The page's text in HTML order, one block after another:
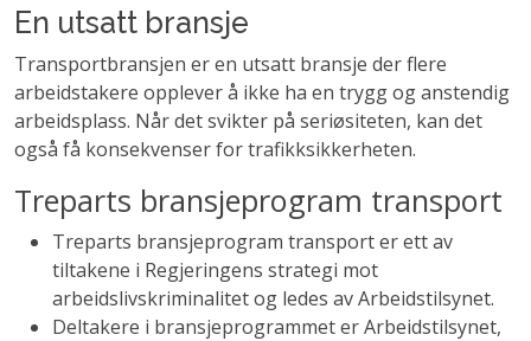
En utsatt bransje
Transportbransjen er en utsatt bransje der flere
arbeidstakere opplever å ikke ha en trygg og anstendig
arbeidsplass. Når det svikter på seriøsiteten, kan det
også få konsekvenser for trafikksikkerheten.
Treparts bransjeprogram transport
Treparts bransjeprogram transport er ett av
tiltakene i Regjeringens strategi mot
arbeidslivskriminalitet og ledes av Arbeidstilsynet.
Deltakere i bransjeprogrammet er Arbeidstilsynet,